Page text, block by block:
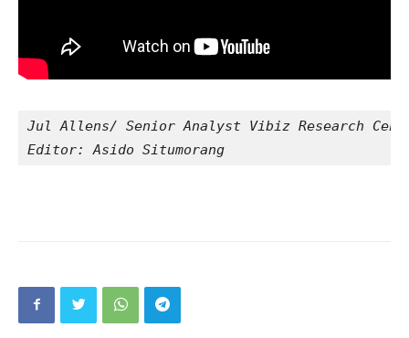
Jul Allens/ Senior Analyst Vibiz Research
Editor: Asido Situmorang